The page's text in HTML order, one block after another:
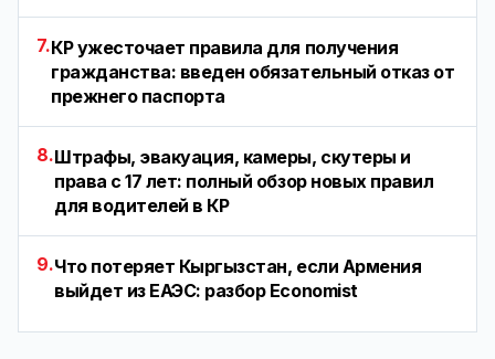
7.КР ужесточает правила для получения
гражданства: введен обязательный отказ от
прежнего паспорта
8.Штрафы, эвакуация, камеры, скутеры и
права с 17 лет: полный обзор новых правил
для водителей в КР
9.Что потеряет Кыргызстан, если Армения
выйдет из ЕАЭС: разбор Economist